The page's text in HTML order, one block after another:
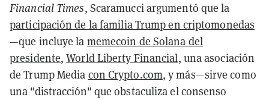
Financial Times, Scaramucci argumentó que la
participación de la familia Trump en criptomonedas
—que incluye la memecoin de Solana del
presidente,World Liberty Financial, una asociación
de Trump Media con Crypto.com, y más—sirve como
una "distracción" que obstaculiza el consenso